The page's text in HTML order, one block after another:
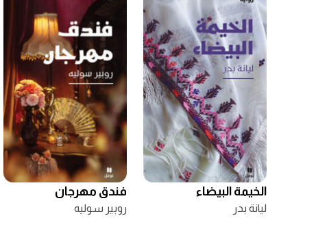
الخيمة البيضاء
ليانة بدر
فندق مهرجان
روبير سوليه